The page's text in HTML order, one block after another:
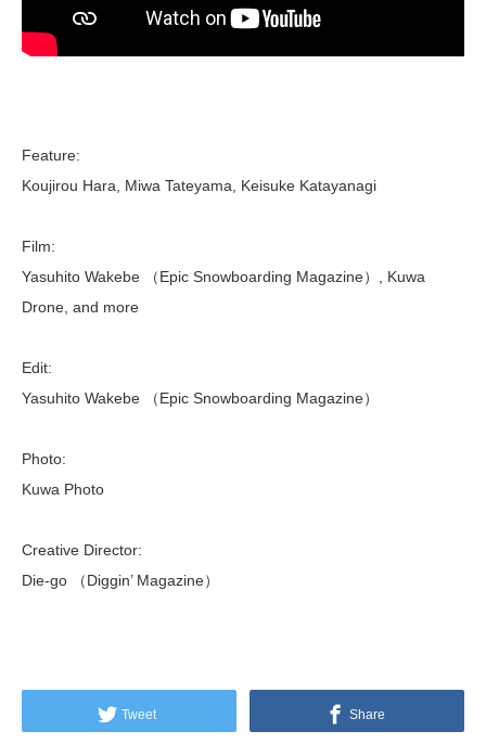
Feature:
Koujirou Hara, Miwa Tateyama, Keisuke Katayanagi
Film:
Yasuhito Wakebe （Epic Snowboarding Magazine）, Kuwa
Drone, and more
Edit:
Yasuhito Wakebe （Epic Snowboarding Magazine）
Photo:
Kuwa Photo
Creative Director:
Die-go （Diggin’ Magazine）
Tweet Share